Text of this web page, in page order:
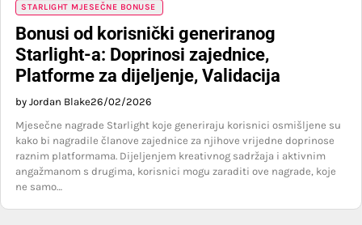
STARLIGHT MJESEČNE BONUSE
Bonusi od korisnički generiranog
Starlight-a: Doprinosi zajednice,
Platforme za dijeljenje, Validacija
by Jordan Blake26/02/2026
Mjesečne nagrade Starlight koje generiraju korisnici osmišljene su
kako bi nagradile članove zajednice za njihove vrijedne doprinose
raznim platformama. Dijeljenjem kreativnog sadržaja i aktivnim
angažmanom s drugima, korisnici mogu zaraditi ove nagrade, koje
ne samo…